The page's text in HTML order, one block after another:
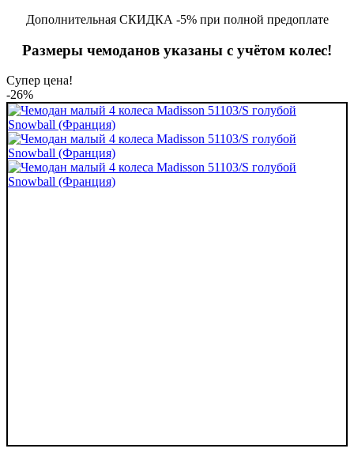
Дополнительная СКИДКА -5% при полной предоплате
Размеры чемоданов указаны с учётом колес!
Супер цена!
-26%